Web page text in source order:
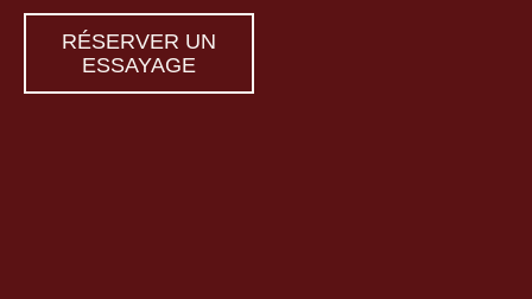
RÉSERVER UN
ESSAYAGE